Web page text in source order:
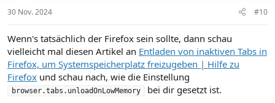
30 Nov. 2024 #10
Wenn's tatsächlich der Firefox sein sollte, dann schau
vielleicht mal diesen Artikel an Entladen von inaktiven Tabs in
Firefox, um Systemspeicherplatz freizugeben | Hilfe zu
Firefox und schau nach, wie die Einstellung
browser.tabs.unloadOnLowMemory bei dir gesetzt ist.